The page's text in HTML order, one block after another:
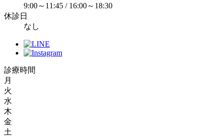
9:00～11:45 / 16:00～18:30
休診日
なし
診療時間
月
火
水
木
金
土